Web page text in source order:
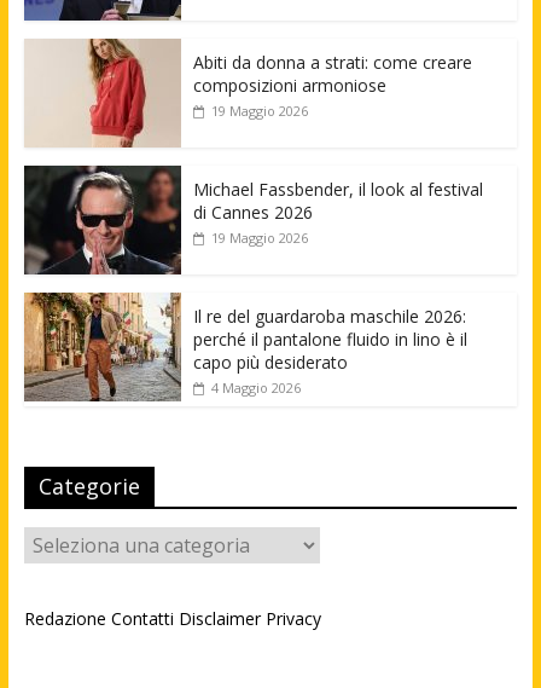
Abiti da donna a strati: come creare
composizioni armoniose
19 Maggio 2026
Michael Fassbender, il look al festival
di Cannes 2026
19 Maggio 2026
Il re del guardaroba maschile 2026:
perché il pantalone fluido in lino è il
capo più desiderato
4 Maggio 2026
Categorie
Categorie
Redazione Contatti Disclaimer Privacy